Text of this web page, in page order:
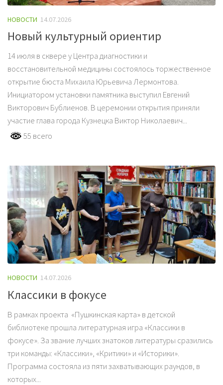
НОВОСТИ 14.07.2026
Новый культурный ориентир
14 июля в сквере у Центра диагностики и
восстановительной медицины состоялось торжественное
открытие бюста Михаила Юрьевича Лермонтова.
Инициатором установки памятника выступил Евгений
Викторович Бублиенов. В церемонии открытия приняли
участие глава города Кузнецка Виктор Николаевич...
55 всего
НОВОСТИ 14.07.2026
Классики в фокусе
В рамках проекта «Пушкинская карта» в детской
библиотеке прошла литературная игра «Классики в
фокусе». За звание лучших знатоков литературы сразились
три команды: «Классики», «Критики» и «Историки».
Программа состояла из пяти захватывающих раундов, в
которых...